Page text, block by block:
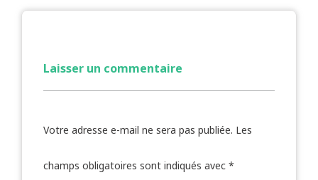
Laisser un commentaire
Votre adresse e-mail ne sera pas publiée. Les
champs obligatoires sont indiqués avec *